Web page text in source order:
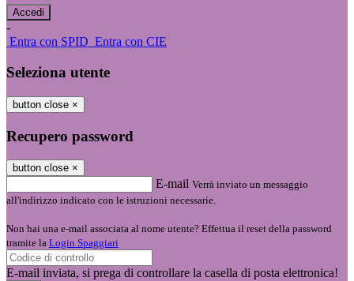
-
Entra con SPID Entra con CIE
Seleziona utente
button close ×
Recupero password
button close ×
E-mail Verrà inviato un messaggio
all'indirizzo indicato con le istruzioni necessarie.
Non hai una e-mail associata al nome utente? Effettua il reset della password
tramite la Login Spaggiari
E-mail inviata, si prega di controllare la casella di posta elettronica!